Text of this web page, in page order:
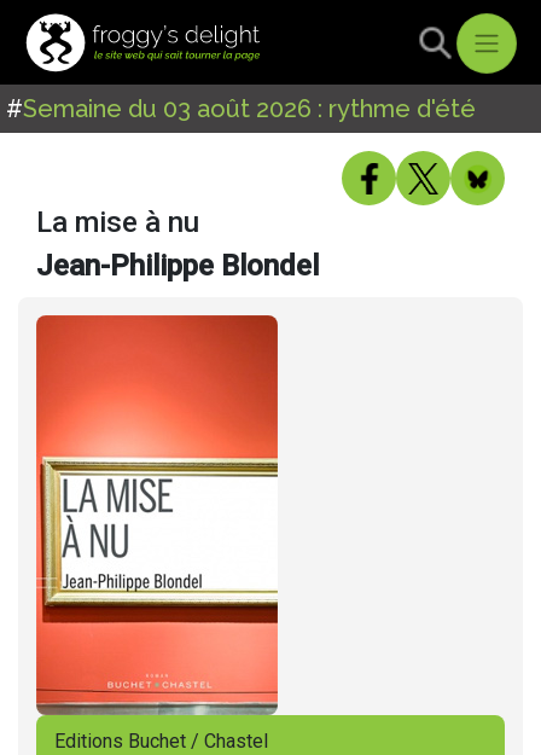
#Semaine du 03 août 2026 : rythme d'été
La mise à nu
Jean-Philippe Blondel
Editions Buchet / Chastel